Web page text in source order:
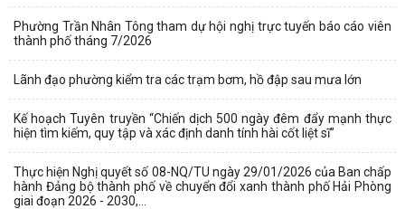
Phường Trần Nhân Tông tham dự hội nghị trực tuyến báo cáo viên
thành phố tháng 7/2026
Lãnh đạo phường kiểm tra các trạm bơm, hồ đập sau mưa lớn
Kế hoạch Tuyên truyền “Chiến dịch 500 ngày đêm đẩy mạnh thực
hiện tìm kiếm, quy tập và xác định danh tính hài cốt liệt sĩ”
Thực hiện Nghị quyết số 08-NQ/TU ngày 29/01/2026 của Ban chấp
hành Đảng bộ thành phố về chuyển đổi xanh thành phố Hải Phòng
giai đoạn 2026 - 2030,...